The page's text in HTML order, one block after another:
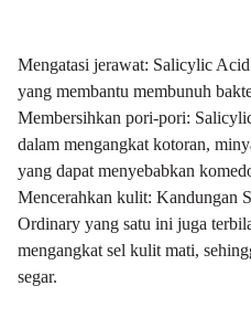
Mengatasi jerawat: Salicylic
yang membantu membunuh
Membersihkan pori-pori:
dalam mengangkat kotoran,
yang dapat menyebabkan
Mencerahkan kulit: Kandungan
Ordinary yang satu ini juga
mengangkat sel kulit mati,
segar.